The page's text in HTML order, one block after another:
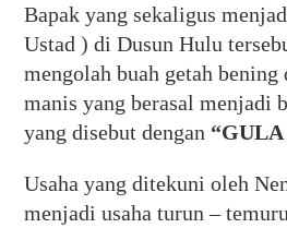
Bapak yang sekaligus
Ustad ) di Dusun Hulu
mengolah buah getah bening
manis yang berasal menjadi
yang disebut dengan “GULA
Usaha yang ditekuni oleh
menjadi usaha turun –